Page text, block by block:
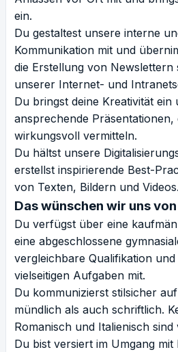
ein.
Du gestaltest unsere interne
Kommunikation mit und
die Erstellung von Newslettern
unserer Internet- und
Du bringst deine Kreativität ein
ansprechende Präsentationen,
wirkungsvoll vermitteln.
Du hältst unsere
erstellst inspirierende Best-
von Texten, Bildern und Videos.
Das wünschen wir uns
Du verfügst über eine
eine abgeschlossene
vergleichbare Qualifikation
vielseitigen Aufgaben mit.
Du kommunizierst stilsicher
mündlich als auch schriftlich.
Romanisch und Italienisch sind
Du bist versiert im Umgang mit